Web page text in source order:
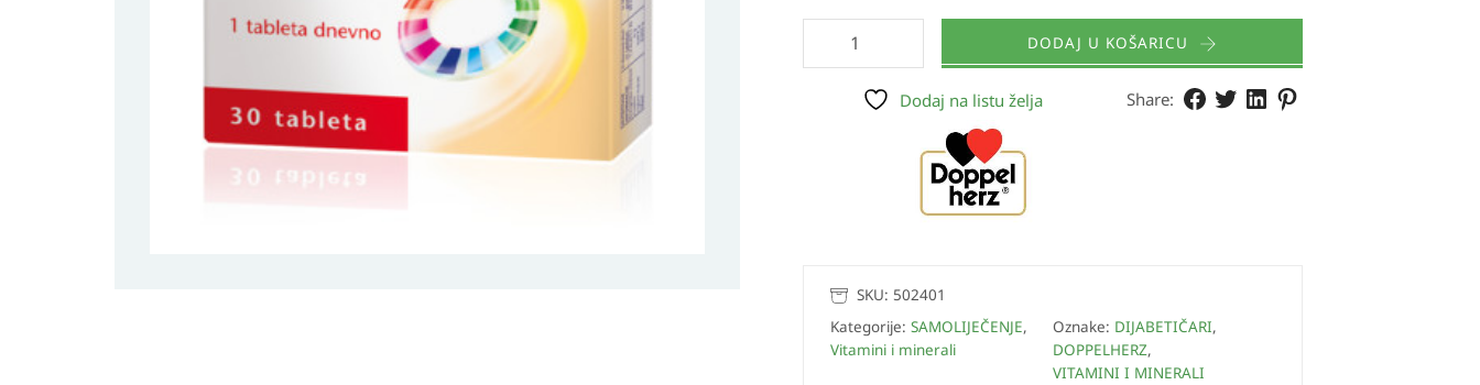
DODAJ U KOŠARICU
Share:
Dodaj na listu želja
SKU: 502401
Kategorije: SAMOLIJEČENJE,
Vitamini i minerali
Oznake: DIJABETIČARI,
DOPPELHERZ,
VITAMINI I MINERALI